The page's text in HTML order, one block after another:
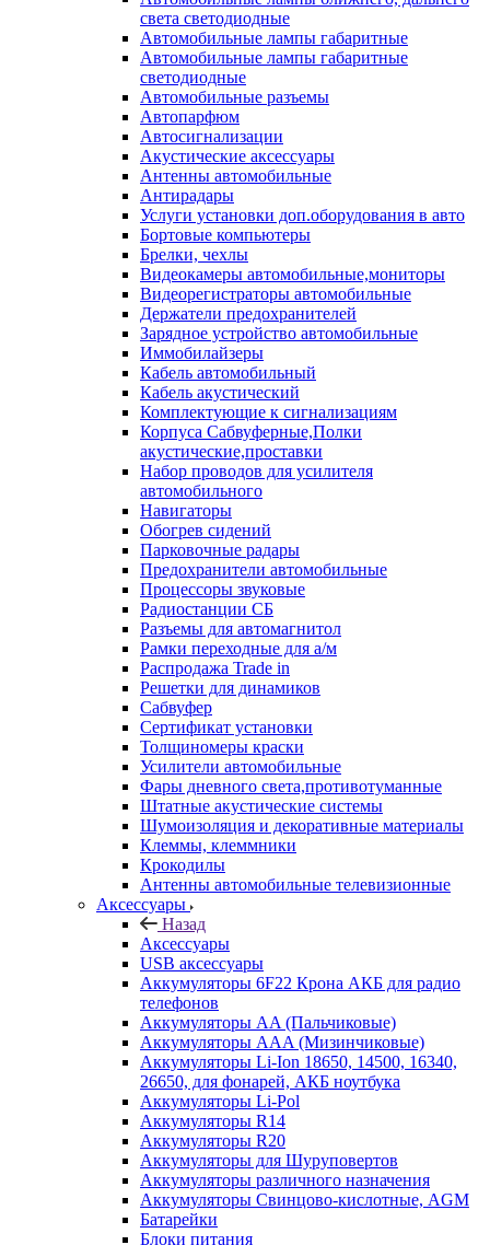
света светодиодные
Автомобильные лампы габаритные
Автомобильные лампы габаритные
светодиодные
Автомобильные разъемы
Автопарфюм
Автосигнализации
Акустические аксессуары
Антенны автомобильные
Антирадары
Услуги установки доп.оборудования в авто
Бортовые компьютеры
Брелки, чехлы
Видеокамеры автомобильные,мониторы
Видеорегистраторы автомобильные
Держатели предохранителей
Зарядное устройство автомобильные
Иммобилайзеры
Кабель автомобильный
Кабель акустический
Комплектующие к сигнализациям
Корпуса Сабвуферные,Полки
акустические,проставки
Набор проводов для усилителя
автомобильного
Навигаторы
Обогрев сидений
Парковочные радары
Предохранители автомобильные
Процессоры звуковые
Радиостанции СБ
Разъемы для автомагнитол
Рамки переходные для а/м
Распродажа Trade in
Решетки для динамиков
Сабвуфер
Сертификат установки
Толщиномеры краски
Усилители автомобильные
Фары дневного света,противотуманные
Штатные акустические системы
Шумоизоляция и декоративные материалы
Клеммы, клеммники
Крокодилы
Антенны автомобильные телевизионные
Аксессуары
Назад
Аксессуары
USB аксессуары
Аккумуляторы 6F22 Крона АКБ для радио
телефонов
Аккумуляторы AA (Пальчиковые)
Аккумуляторы AAA (Мизинчиковые)
Аккумуляторы Li-Ion 18650, 14500, 16340,
26650, для фонарей, АКБ ноутбука
Аккумуляторы Li-Pol
Аккумуляторы R14
Аккумуляторы R20
Аккумуляторы для Шуруповертов
Аккумуляторы различного назначения
Аккумуляторы Свинцово-кислотные, AGM
Батарейки
Блоки питания